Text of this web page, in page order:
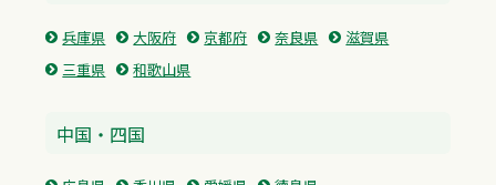
兵庫県 大阪府 京都府 奈良県
滋賀県
三重県
和歌山県
中国・四国